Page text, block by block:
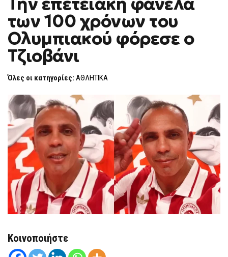
των 100 χρόνων του
Ολυμπιακού φόρεσε ο
Τζιοβάνι
Όλες οι κατηγορίες: ΑΘΛΗΤΙΚΑ
Κοινοποιήστε